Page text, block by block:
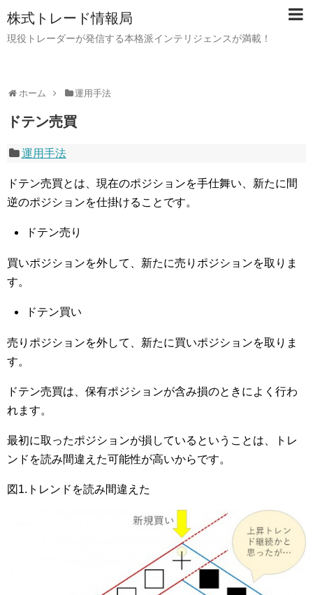
株式トレード情報局
現役トレーダーが発信する本格派インテリジェンスが満載！
ホーム 運用手法
ドテン売買
運用手法
ドテン売買とは、現在のポジションを手仕舞い、新たに間
逆のポジションを仕掛けることです。
ドテン売り
買いポジションを外して、新たに売りポジションを取りま
す。
ドテン買い
売りポジションを外して、新たに買いポジションを取りま
す。
ドテン売買は、保有ポジションが含み損のときによく行わ
れます。
最初に取ったポジションが損しているということは、トレ
ンドを読み間違えた可能性が高いからです。
図1.トレンドを読み間違えた